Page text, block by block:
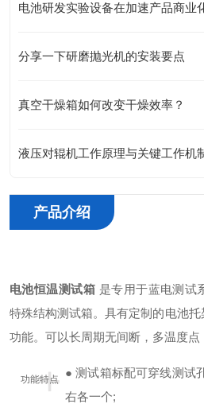
电池研发实验设备在加速产品商业
分享一下研磨抛光机的安装要点
真空干燥箱如何改变干燥效率？
液压对辊机工作原理与关键工作机
产品介绍
电池恒温测试箱 是专用于蓝电测试
特殊结构测试箱。具有定制的电池
功能。可以长周期无间断，多温度点
+
功能特点
● 测试箱标配可穿线测试
右各一个;